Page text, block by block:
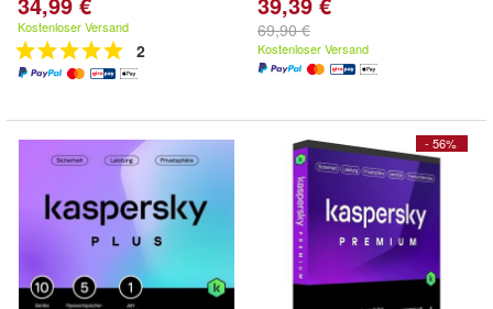
Kostenloser Versand
2
69,90 €
Kostenloser Versand
- 56%